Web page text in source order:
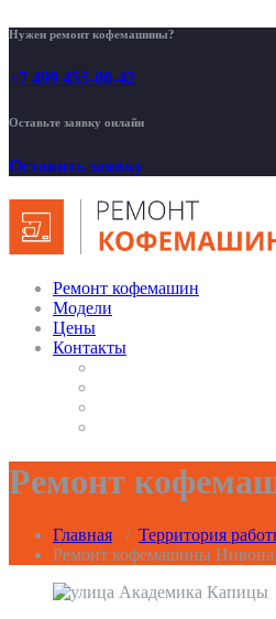
Нужен ремонт кофемашины?
+7 499 455-00-42
Оставьте заявку онлайн
Оставить заявку
Ремонт кофемашин
Модели
Цены
Контакты
Ремонт
Главная / Территория
Ремонт кофемашины